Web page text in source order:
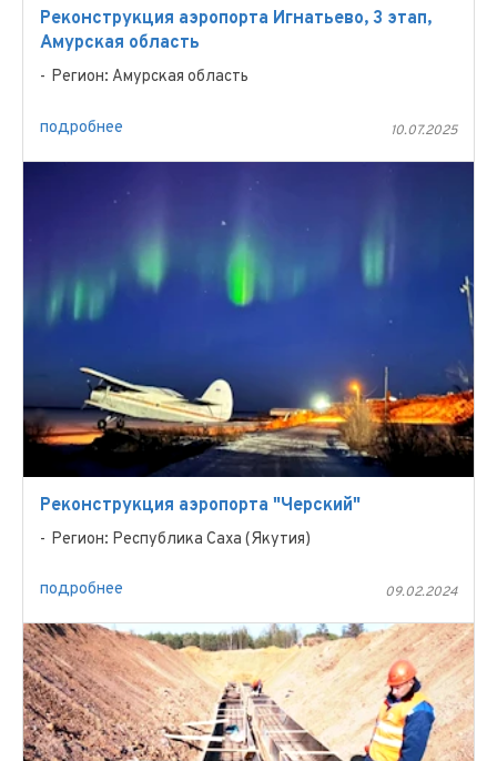
Реконструкция аэропорта Игнатьево, 3 этап,
Амурская область
Регион: Амурская область
подробнее 10.07.2025
Реконструкция аэропорта "Черский"
Регион: Республика Саха (Якутия)
подробнее 09.02.2024